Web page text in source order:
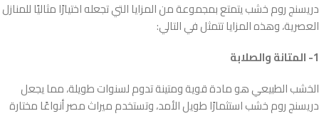
دريسنج روم خشب يتمتع بمجموعة من المزايا التي تجعله اختيارًا مثاليًا للمنازل
العصرية، وهذه المزايا تتمثل في التالي:
1- المتانة والصلابة
الخشب الطبيعي هو مادة قوية ومتينة تدوم لسنوات طويلة، مما يجعل
دريسنج روم خشب استثمارًا طويل الأمد، وتستخدم ميراث مصر أنواعًا مختارة